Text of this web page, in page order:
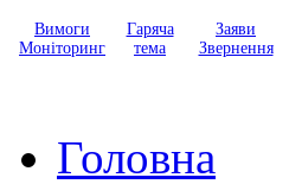
Вимоги
Моніторинг
Гаряча
тема
Заяви
Звернення
Головна